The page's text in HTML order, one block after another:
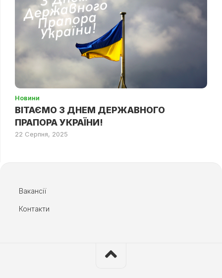
Новини
ВІТАЄМО З ДНЕМ ДЕРЖАВНОГО
ПРАПОРА УКРАЇНИ!
22 Серпня, 2025
Вакансії
Контакти